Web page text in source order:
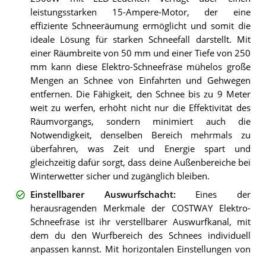
leistungsstarken 15-Ampere-Motor, der eine
effiziente Schneeräumung ermöglicht und somit die
ideale Lösung für starken Schneefall darstellt. Mit
einer Räumbreite von 50 mm und einer Tiefe von 250
mm kann diese Elektro-Schneefräse mühelos große
Mengen an Schnee von Einfahrten und Gehwegen
entfernen. Die Fähigkeit, den Schnee bis zu 9 Meter
weit zu werfen, erhöht nicht nur die Effektivität des
Räumvorgangs, sondern minimiert auch die
Notwendigkeit, denselben Bereich mehrmals zu
überfahren, was Zeit und Energie spart und
gleichzeitig dafür sorgt, dass deine Außenbereiche bei
Winterwetter sicher und zugänglich bleiben.
Einstellbarer Auswurfschacht: Eines der
herausragenden Merkmale der COSTWAY Elektro-
Schneefräse ist ihr verstellbarer Auswurfkanal, mit
dem du den Wurfbereich des Schnees individuell
anpassen kannst. Mit horizontalen Einstellungen von